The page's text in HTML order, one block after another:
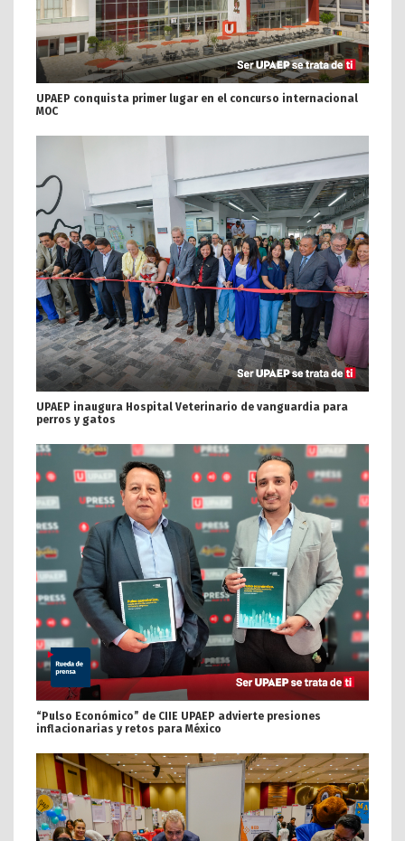
UPAEP conquista primer lugar en el concurso internacional
MOC
UPAEP inaugura Hospital Veterinario de vanguardia para
perros y gatos
“Pulso Económico” de CIIE UPAEP advierte presiones
inflacionarias y retos para México